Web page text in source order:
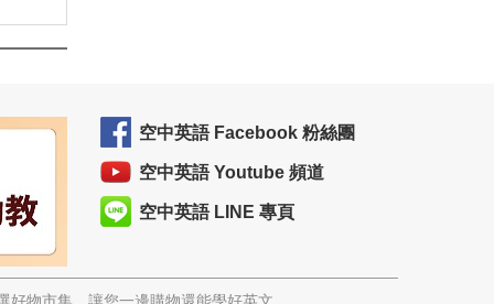
空中英語 Facebook 粉絲團
空中英語 Youtube 頻道
空中英語 LINE 專頁